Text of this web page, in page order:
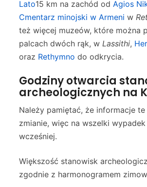
Lato15 km na zachód od Agios
Cmentarz minojski w Armeni w
też więcej muzeów, które można
palcach dwóch rąk, w Lassithi,
oraz Rethymno do odkrycia.
Godziny otwarcia
archeologicznych na
Należy pamiętać, że informacje
zmianie, więc na wszelki
wcześniej.
Większość stanowisk
zgodnie z harmonogramem